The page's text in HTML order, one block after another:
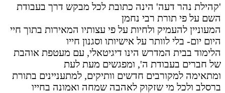
'קהילת נהר דעה' הינה כתובת לכל מבקש דרך בעבודת
השם על פי תורת רבי נחמן
המעוניין להעמיק ולחיות על פי עצותיו המאירות בתוך חיי
היום יום- בלי לוותר על אישיותו וסגנון חייו
הלימוד בבית המדרש הינו דיגיטאלי, עם מעטפת אוהבת
של חברים בעבודת ה', ומפגשים מעת לעת
ומתאימה למקורבים חדשים וותיקים, למתעניינים בתורת
ברסלב ולכל מי שזקוק לאהבה שמחה ואמונה בחייו